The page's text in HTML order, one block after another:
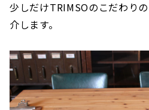
少しだけTRIMSOのこだわり
介します。